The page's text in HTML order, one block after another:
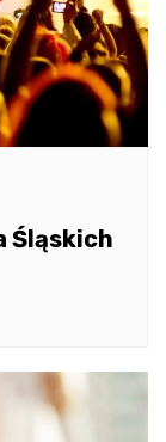
Śląskich